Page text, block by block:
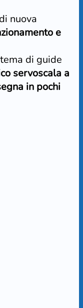
nuova
e
di guide
servoscala a
in pochi